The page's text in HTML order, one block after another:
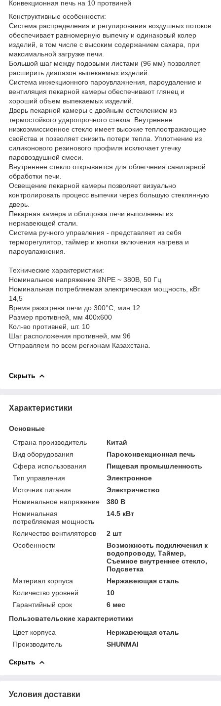
Конвекционная печь на 10 протвиней
Конструктивные особенности:
Система распределения и регулирования воздушных потоков
обеспечивает равномерную выпечку и одинаковый колер
изделий, в том числе с высоким содержанием сахара, при
максимальной загрузке печи.
Большой шаг между подовыми листами (96 мм) позволяет
расширить диапазон выпекаемых изделий.
Система инжекционного пароувлажнения, пароудаление и
вентиляция пекарной камеры обеспечивают глянец и
хороший объем выпекаемых изделий.
Дверь пекарной камеры с двойным остеклением из
термостойкого ударопрочного стекла. Внутреннее
низкоэмиссионное стекло имеет высокие теплоотражающие
свойства и позволяет снизить потери тепла. Уплотнение из
силиконового резинового профиля исключает утечку
паровоздушной смеси.
Внутреннее стекло открывается для облегчения санитарной
обработки печи.
Освещение пекарной камеры позволяет визуально
контролировать процесс выпечки через большую стеклянную
дверь.
Пекарная камера и облицовка печи выполнены из
нержавеющей стали.
Система ручного управления - представляет из себя
терморегулятор, таймер и кнопки включения нагрева и
пароувлажнения.
Технические характеристики:
Номинальное напряжение 3NPE ~ 380В, 50 Гц
Номинальная потребляемая электрическая мощность, кВт
14,5
Время разогрева печи до 300°С, мин 12
Размер противней, мм 400х600
Кол-во противней, шт. 10
Шаг расположения противней, мм 96
Отправляем по всем регионам Казахстана.
Скрыть
Характеристики
Основные
Страна производитель
Китай
Вид оборудования
Пароконвекционная печь
Сфера использования
Пищевая промышленность
Тип управления
Электронное
Источник питания
Электричество
Номинальное напряжение
380 В
Номинальная
потребляемая мощность
14.5 кВт
Количество вентиляторов
2 шт
Особенности
Возможность подключения к
водопроводу, Таймер,
Съемное внутреннее стекло,
Подсветка
Материал корпуса
Нержавеющая сталь
Количество уровней
10
Гарантийный срок
6 мес
Пользовательские характеристики
Цвет корпуса
Нержавеющая сталь
Производитель
SHUNMAI
Скрыть
Условия доставки